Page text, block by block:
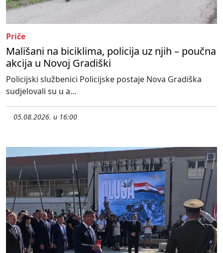
Priče
Mališani na biciklima, policija uz njih – poučna
akcija u Novoj Gradiški
Policijski službenici Policijske postaje Nova Gradiška
sudjelovali su u a...
05.08.2026. u 16:00